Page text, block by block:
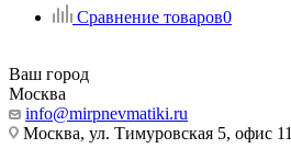
Сравнение товаров0
Ваш город
Москва
info@mirpnevmatiki.ru
Москва, ул. Тимуровская 5, офис 11